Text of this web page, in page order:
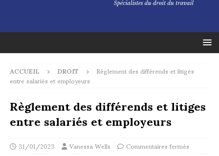
ACCUEIL DROIT Règlement des différends et litiges
entre salariés et employeurs
Règlement des différends et litiges
entre salariés et employeurs
31/01/2023 Vanessa Wells Commentaires fermés